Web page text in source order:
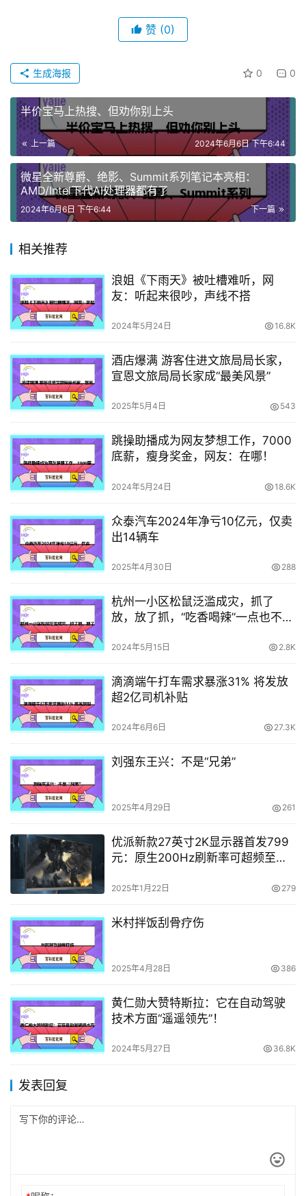
赞 (0)
0 0
生成海报
半价宝马上热搜、但劝你别上头
上一篇 2024年6月6日 下午6:44
微星全新尊爵、绝影、Summit系列笔记本亮相：
AMD/Intel下代AI处理器都有了
下一篇
2024年6月6日 下午6:44
相关推荐
浪姐《下雨天》被吐槽难听，网
友：听起来很吵，声线不搭
2024年5月24日 16.8K
酒店爆满 游客住进文旅局局长家，
宣恩文旅局局长家成“最美风景”
2025年5月4日 543
跳操助播成为网友梦想工作，7000
底薪，瘦身奖金，网友：在哪！
2024年5月24日 18.6K
众泰汽车2024年净亏10亿元，仅卖
出14辆车
2025年4月30日 288
杭州一小区松鼠泛滥成灾，抓了
放，放了抓，“吃香喝辣”一点也不怕
2024年5月15日 2.8K
滴滴端午打车需求暴涨31% 将发放
超2亿司机补贴
2024年6月6日 27.3K
刘强东王兴：不是“兄弟”
2025年4月29日 261
优派新款27英寸2K显示器首发799
元：原生200Hz刷新率可超频至
2025年1月22日 279
米村拌饭刮骨疗伤
2025年4月28日 386
黄仁勋大赞特斯拉：它在自动驾驶
技术方面“遥遥领先”！
2024年5月27日 36.8K
发表回复